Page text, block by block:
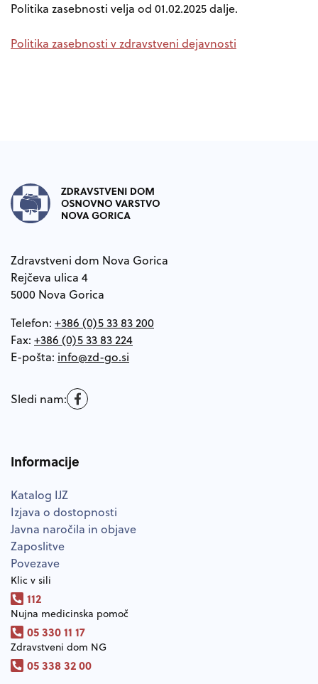
Politika zasebnosti velja od 01.02.2025 dalje.
Politika zasebnosti v zdravstveni dejavnosti
Zdravstveni dom Nova Gorica
Rejčeva ulica 4
5000 Nova Gorica
Telefon: +386 (0)5 33 83 200
Fax: +386 (0)5 33 83 224
E-pošta:
Sledi nam:
Informacije
Katalog IJZ
Izjava o dostopnosti
Javna naročila in objave
Zaposlitve
Povezave
Klic v sili
112
Nujna medicinska pomoč
05 330 11 17
Zdravstveni dom NG
05 338 32 00